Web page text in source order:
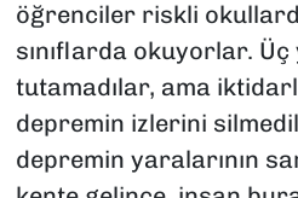
öğrenciler riskli
sınıflarda okuyorlar. Üç
tutamadılar, ama
depremin izlerini
depremin yaralarının